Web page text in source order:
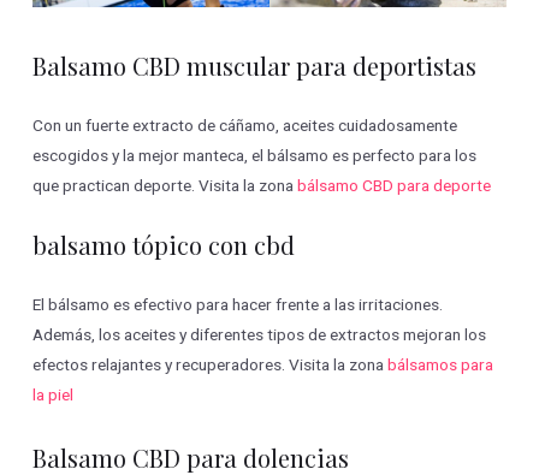
Balsamo CBD muscular para deportistas
Con un fuerte extracto de cáñamo, aceites cuidadosamente
escogidos y la mejor manteca, el bálsamo es perfecto para los
que practican deporte. Visita la zonabálsamo CBD para deporte
balsamo tópico con cbd
El bálsamo es efectivo para hacer frente a las irritaciones.
Además, los aceites y diferentes tipos de extractos mejoran los
efectos relajantes y recuperadores. Visita la zonabálsamos para
la piel
Balsamo CBD para dolencias